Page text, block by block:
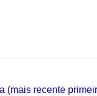
(mais recente